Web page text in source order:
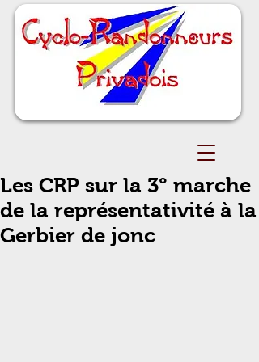
Les CRP sur la 3° marche
de la représentativité à la
Gerbier de jonc